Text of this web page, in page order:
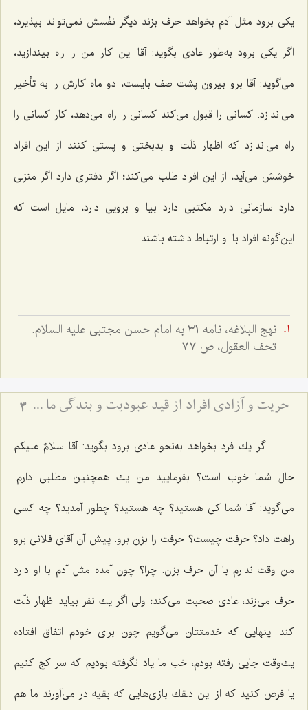
یكی برود مثل آدم بخواهد حرف بزند دیگر نفْسش نمی‌تواند بپذیرد،
اگر یكی برود به‌طور عادی بگوید: آقا این كار من را راه بیندازید،
می‌گوید: آقا برو بیرون پشت صف بایست، دو ماه كارش را به تأخیر
می‌اندازد. كسانی را قبول می‌كند كسانی را راه می‌دهد، كار كسانی را
راه می‌اندازد كه اظهار ذلّت و بدبختی و پستی كنند از این افراد
خوشش می‌آید، از این افراد طلب می‌كند؛ اگر دفتری دارد اگر منزلی
دارد سازمانی دارد مكتبی دارد بیا و برویی دارد، مایل است كه
این‌گونه افراد با او ارتباط داشته باشند.
نهج البلاغه، نامه ٣١ به امام حسن مجتبى عليه السلام.
تحف العقول، ص ٧٧
حریت و آزادى افراد از قید عبودیت و بندگى ما سوی اللَه 3
اگر یك فرد بخواهد به‌نحو عادی برود بگوید: آقا سلامٌ علیكم
حال شما خوب است؟ بفرمایید من یك همچنین مطلبی دارم.
می‌گوید: آقا شما كی هستید؟ چه هستید؟ چطور آمدید؟ چه كسی
راهت داد؟ حرفت چیست؟ حرفت را بزن برو. پیش آن آقای فلانی برو
من وقت ندارم با آن حرف بزن. چرا؟ چون آمده مثل آدم با او دارد
حرف می‌زند، عادی صحبت می‌كند؛ ولی اگر یك نفر بیاید اظهار ذلّت
كند اینهایی كه خدمتتان می‌گویم چون برای خودم اتفاق افتاده
یك‌وقت جایی رفته بودم، خب ما یاد نگرفته بودیم كه سر كج كنیم
یا فرض كنید كه از این دلقك بازی‌هایی كه بقیه در می‌آورند ما هم